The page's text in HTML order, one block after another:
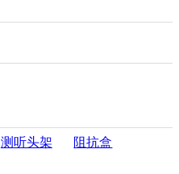
测听头架 阻抗盒